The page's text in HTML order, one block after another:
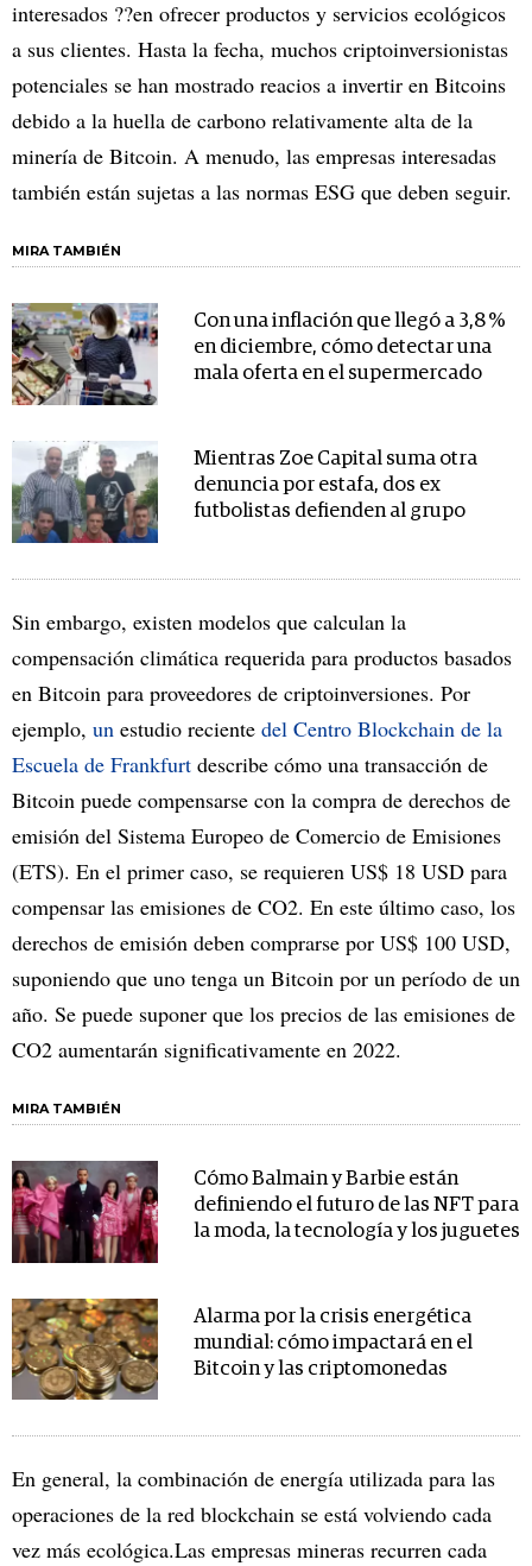
interesados ??en ofrecer productos y servicios ecológicos
a sus clientes. Hasta la fecha, muchos criptoinversionistas
potenciales se han mostrado reacios a invertir en Bitcoins
debido a la huella de carbono relativamente alta de la
minería de Bitcoin. A menudo, las empresas interesadas
también están sujetas a las normas ESG que deben seguir.
MIRA TAMBIÉN
Con una inflación que llegó a 3,8 %
en diciembre, cómo detectar una
mala oferta en el supermercado
Mientras Zoe Capital suma otra
denuncia por estafa, dos ex
futbolistas defienden al grupo
Sin embargo, existen modelos que calculan la
compensación climática requerida para productos basados
en Bitcoin para proveedores de criptoinversiones. Por
ejemplo, un estudio reciente del Centro Blockchain de la
Escuela de Frankfurt describe cómo una transacción de
Bitcoin puede compensarse con la compra de derechos de
emisión del Sistema Europeo de Comercio de Emisiones
(ETS). En el primer caso, se requieren US$ 18 USD para
compensar las emisiones de CO2. En este último caso, los
derechos de emisión deben comprarse por US$ 100 USD,
suponiendo que uno tenga un Bitcoin por un período de un
año. Se puede suponer que los precios de las emisiones de
CO2 aumentarán significativamente en 2022.
MIRA TAMBIÉN
Cómo Balmain y Barbie están
definiendo el futuro de las NFT para
la moda, la tecnología y los juguetes
Alarma por la crisis energética
mundial: cómo impactará en el
Bitcoin y las criptomonedas
En general, la combinación de energía utilizada para las
operaciones de la red blockchain se está volviendo cada
vez más ecológica.Las empresas mineras recurren cada